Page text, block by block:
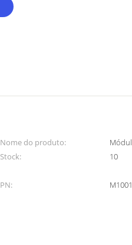
Nome do produto:
Stock: 10
PN: